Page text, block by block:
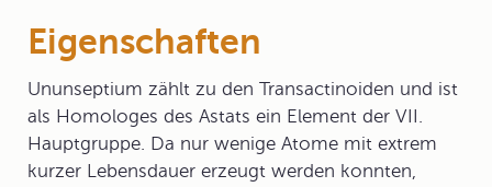
Eigenschaften
Ununseptium zählt zu den Transactinoiden und ist
als Homologes des Astats ein Element der VII.
Hauptgruppe. Da nur wenige Atome mit extrem
kurzer Lebensdauer erzeugt werden konnten,